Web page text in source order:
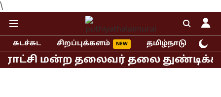
\
சுடச்சுட சிறப்புக்களம் தமிழ்நாடு
மன்ற தலைவர் தலை